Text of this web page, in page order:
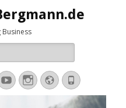
Business
YouTubeInstagram
WebsiteTelefon